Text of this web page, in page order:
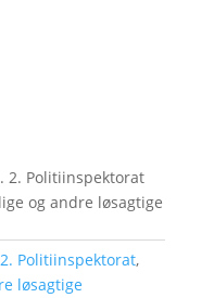
2. Politiinspektorat
og andre løsagtige
Politiinspektorat,
løsagtige